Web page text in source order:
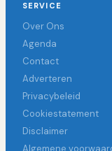
SERVICE
Over Ons
Agenda
Contact
Adverteren
Privacybeleid
Cookiestatement
Disclaimer